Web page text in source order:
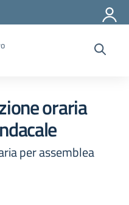
oraria
per assemblea